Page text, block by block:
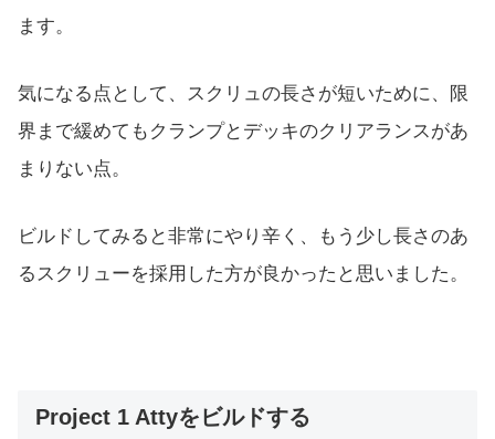
ます。
気になる点として、スクリュの長さが短いために、限
界まで緩めてもクランプとデッキのクリアランスがあ
まりない点。
ビルドしてみると非常にやり辛く、もう少し長さのあ
るスクリューを採用した方が良かったと思いました。
Project 1 Attyをビルドする